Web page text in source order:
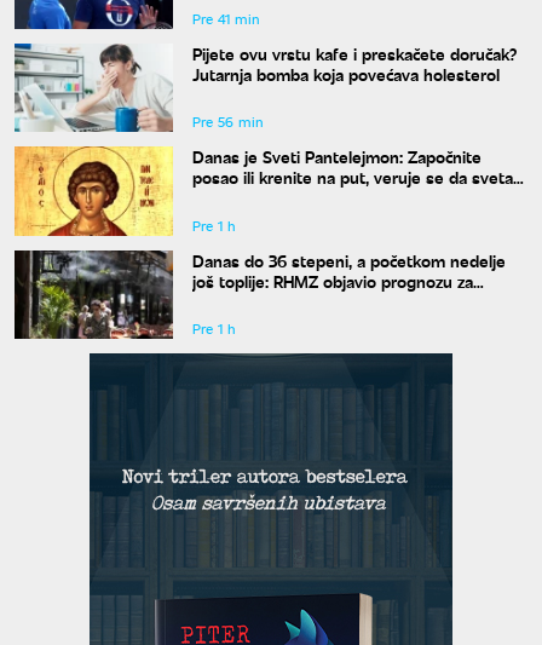
Pre 41 min
Pijete ovu vrstu kafe i preskačete doručak?
Jutarnja bomba koja povećava holesterol
Pre 56 min
Danas je Sveti Pantelejmon: Započnite
posao ili krenite na put, veruje se da svetac
Pre 1 h
Danas do 36 stepeni, a početkom nedelje
još toplije: RHMZ objavio prognozu za
Pre 1 h